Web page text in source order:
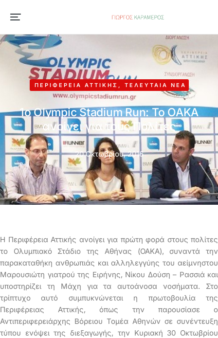
ΠΕΡΙΦΈΡΕΙΑ ΑΤΤΙΚΉΣ , ΤΕΛΕΥΤΑΊΑ ΝΈΑ
1o Olympic Stadium Run: Το ΟΑΚΑ
ανοίγει για τους Πολίτες
20 Οκτωβρίου, 2016
Η Περιφέρεια Αττικής ανοίγει για πρώτη φορά στους πολίτες
το Ολυμπιακό Στάδιο της Αθήνας (ΟΑΚΑ), συναντά την
παρακαταθήκη ανθρωπιάς και αλληλεγγύης του αείμνηστου
Μαρουσιώτη γιατρού της Ειρήνης, Νίκου Δούση – Ρασσιά και
υποστηρίζει τη Μάχη για τα αυτοάνοσα νοσήματα. Στο
τρίπτυχο αυτό συμπυκνώνεται η πρωτοβουλία της
Περιφέρειας Αττικής, όπως την παρουσίασε ο
Αντιπεριφερειάρχης Βόρειου Τομέα Αθηνών σε συνέντευξη
τύπου ενόψει της διεξαγωγής, την Κυριακή 30 Οκτωβρίου